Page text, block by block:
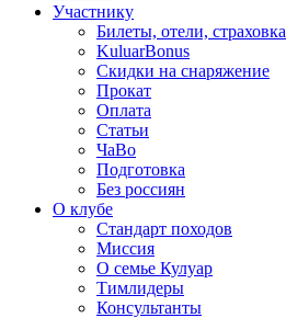
Участнику
Билеты, отели, страховка
KuluarBonus
Скидки на снаряжение
Прокат
Оплата
Статьи
ЧаВо
Подготовка
Без россиян
О клубе
Стандарт походов
Миссия
О семье Кулуар
Тимлидеры
Консультанты